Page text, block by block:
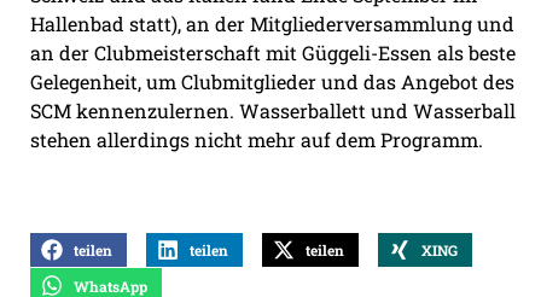
Hallenbad statt), an der Mitgliederversammlung und
an der Clubmeisterschaft mit Güggeli-Essen als beste
Gelegenheit, um Clubmitglieder und das Angebot des
SCM kennenzulernen. Wasserballett und Wasserball
stehen allerdings nicht mehr auf dem Programm.
teilen teilen teilen
XING
WhatsApp